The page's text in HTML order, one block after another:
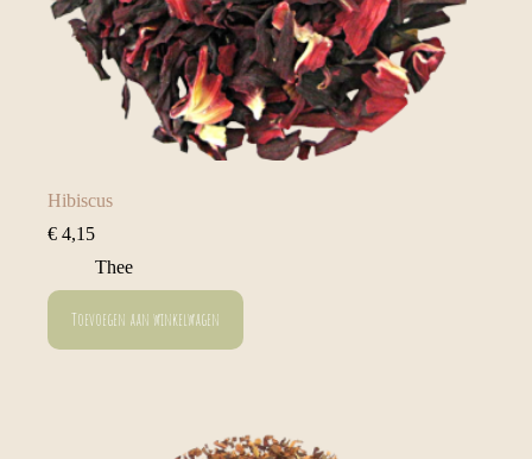
Hibiscus
€ 4,15
Thee
Toevoegen aan winkelwagen